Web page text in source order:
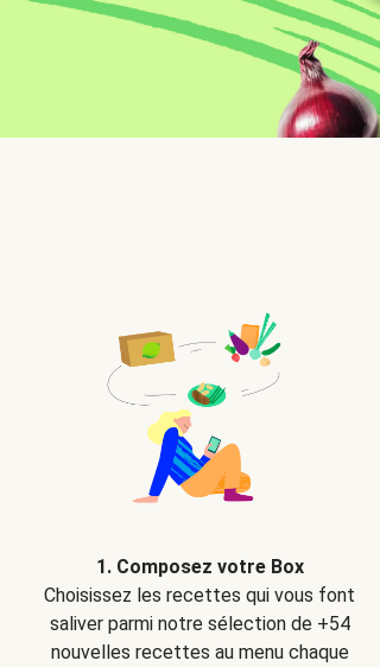
1. Composez votre Box
Choisissez les recettes qui vous font
saliver parmi notre sélection de +54
nouvelles recettes au menu chaque